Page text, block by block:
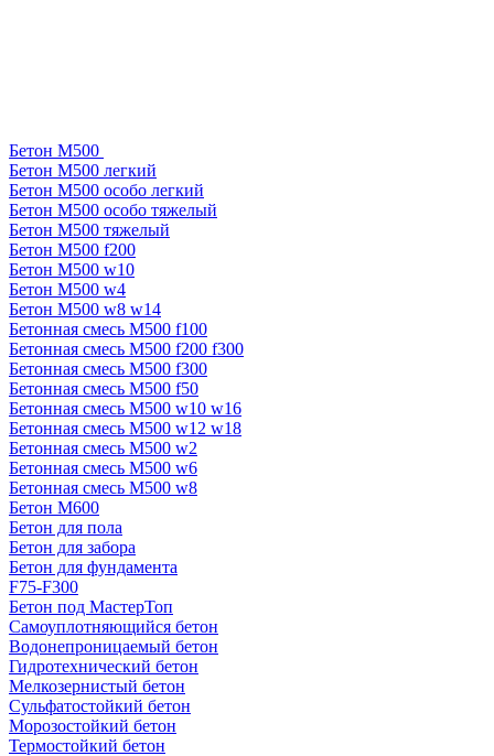
Бетон М500
Бетон М500 легкий
Бетон М500 особо легкий
Бетон М500 особо тяжелый
Бетон М500 тяжелый
Бетон М500 f200
Бетон М500 w10
Бетон М500 w4
Бетон М500 w8 w14
Бетонная смесь М500 f100
Бетонная смесь М500 f200 f300
Бетонная смесь М500 f300
Бетонная смесь М500 f50
Бетонная смесь М500 w10 w16
Бетонная смесь М500 w12 w18
Бетонная смесь М500 w2
Бетонная смесь М500 w6
Бетонная смесь М500 w8
Бетон М600
Бетон для пола
Бетон для забора
Бетон для фундамента
F75-F300
Бетон под МастерТоп
Самоуплотняющийся бетон
Водонепроницаемый бетон
Гидротехнический бетон
Мелкозернистый бетон
Сульфатостойкий бетон
Морозостойкий бетон
Термостойкий бетон